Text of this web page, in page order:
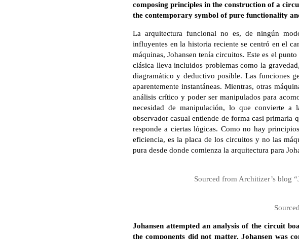
composing principles in the construction of a
the contemporary symbol of pure functionality
La arquitectura funcional no es, de ningún
influyentes en la historia reciente se centró en el
máquinas, Johansen tenía circuitos. Este es el
clásica lleva incluidos problemas como la
diagramático y deductivo posible. Las funciones
aparentemente instantáneas. Mientras, otras
análisis crítico y poder ser manipulados para
necesidad de manipulación, lo que convierte
observador casual entiende de forma casi primaria
responde a ciertas lógicas. Como no hay
eficiencia, es la placa de los circuitos y no las
pura desde donde comienza la arquitectura para
Sourced from Architizer’s blog
Johansen attempted an analysis of the circuit
the components did not matter, Johansen was